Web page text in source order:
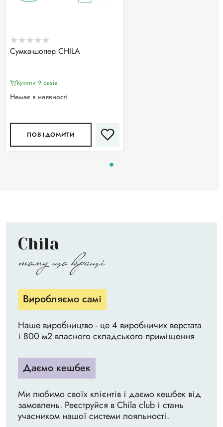
Сумка-шопер CHILA
Купили 9 разiв
Немає в наявності
ПОВІДОМИТИ
Chila
тому що кращі
Виробляємо самі
Наше виробництво - це 4 виробничих верстата
і 800 м2 власного складського приміщення
Даємо кешбек
Ми любимо своїх клієнтів і даємо кешбек від
замовлень. Реєструйся в Chila club і стань
учасником нашої системи лояльності.